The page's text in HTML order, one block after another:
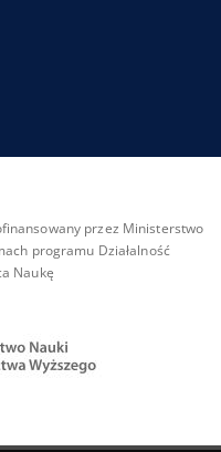
przez Ministerstwo
programu Działalność
Naukę